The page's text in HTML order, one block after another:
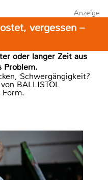
Anzeige
vergessen –
oder langer Zeit aus
Problem.
Schwergängigkeit?
BALLISTOL